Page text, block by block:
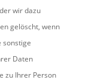
wir dazu
gelöscht, wenn
sonstige
Daten
zu Ihrer Person